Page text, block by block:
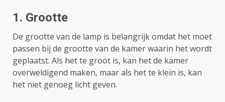
1. Grootte
De grootte van de lamp is belangrijk omdat het moet
passen bij de grootte van de kamer waarin het wordt
geplaatst. Als het te groot is, kan het de kamer
overweldigend maken, maar als het te klein is, kan
het niet genoeg licht geven.